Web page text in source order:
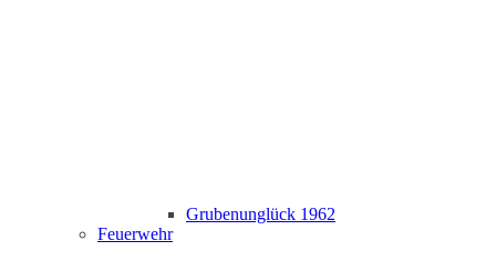
Grubenunglück 1962
Feuerwehr